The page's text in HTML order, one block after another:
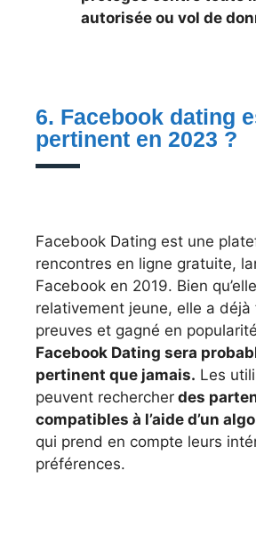
autorisée ou vol de
6. Facebook dating
pertinent en 2023 ?
Facebook Dating est une
rencontres en ligne gratuite,
Facebook en 2019. Bien
relativement jeune, elle a déjà
preuves et gagné en
Facebook Dating sera
pertinent que jamais. Les
peuvent rechercher des
compatibles à l’aide d’un
qui prend en compte leurs
préférences.